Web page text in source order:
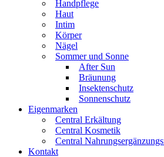
Handpflege
Haut
Intim
Körper
Nägel
Sommer und Sonne
After Sun
Bräunung
Insektenschutz
Sonnenschutz
Eigenmarken
Central Erkältung
Central Kosmetik
Central
Kontakt